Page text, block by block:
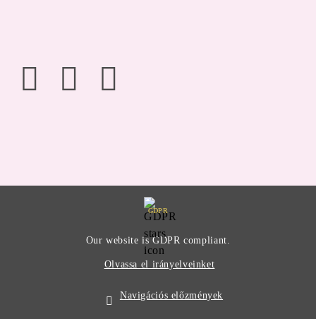
GDPR
Our website is GDPR compliant.
Olvassa el irányelveinket
Navigációs előzmények